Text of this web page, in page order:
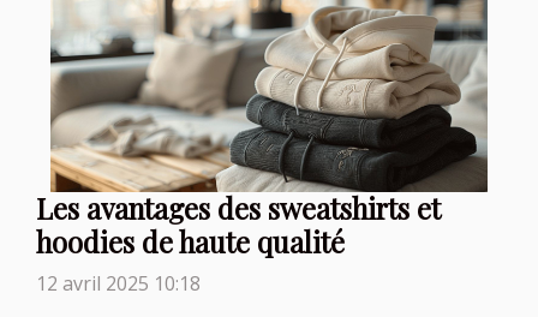
Les avantages des sweatshirts et
hoodies de haute qualité
12 avril 2025 10:18